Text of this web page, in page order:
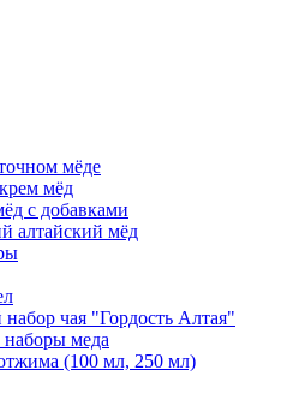
мёде
мёд
с добавками
алтайский мёд
чая "Гордость Алтая"
меда
(100 мл, 250 мл)